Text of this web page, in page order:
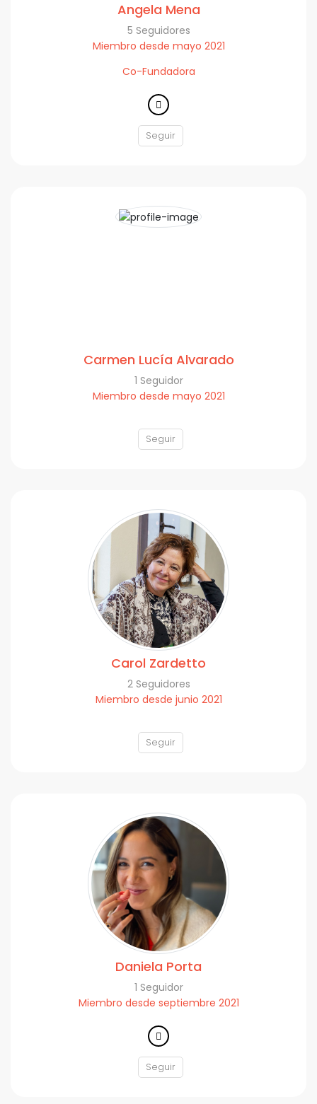
Angela Mena
5 Seguidores
Miembro desde mayo 2021
Co-Fundadora
Seguir
Carmen Lucía Alvarado
1 Seguidor
Miembro desde mayo 2021
Seguir
Carol Zardetto
2 Seguidores
Miembro desde junio 2021
Seguir
Daniela Porta
1 Seguidor
Miembro desde septiembre 2021
Seguir